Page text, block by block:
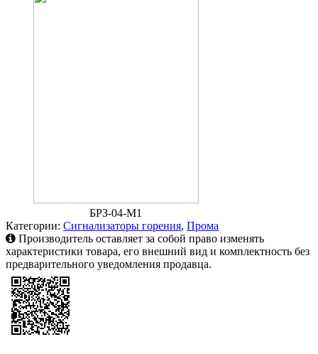
БРЗ-04-М1
Категории: Сигнализаторы горения, Прома
Производитель оставляет за собой право изменять
характеристики товара, его внешний вид и комплектность без
предварительного уведомления продавца.